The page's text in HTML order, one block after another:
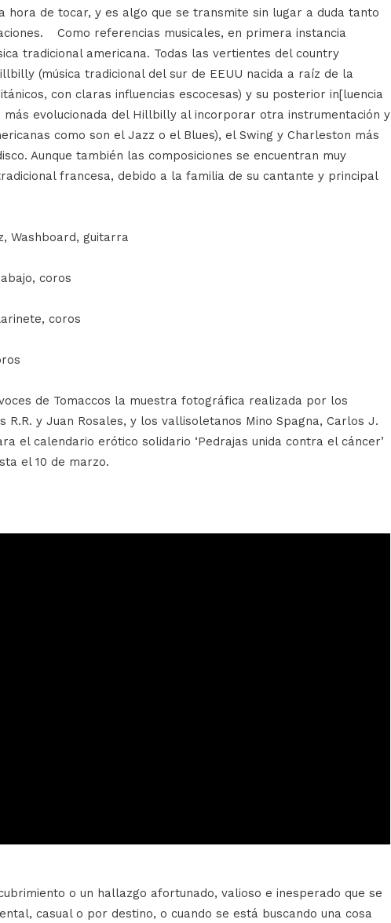
hora de tocar, y es algo que se transmite sin lugar a duda tanto
Como referencias musicales, en primera instancia
tradicional americana. Todas las vertientes del country
(música tradicional del sur de EEUU nacida a raíz de la
con claras influencias escocesas) y su posterior in[luencia
más evolucionada del Hillbilly al incorporar otra instrumentación y
como son el Jazz o el Blues), el Swing y Charleston más
Aunque también las composiciones se encuentran muy
francesa, debido a la familia de su cantante y principal
Washboard, guitarra
coros
coros
de Tomaccos la muestra fotográfica realizada por los
R.R. y Juan Rosales, y los vallisoletanos Mino Spagna, Carlos J.
el calendario erótico solidario ‘Pedrajas unida contra el cáncer’
el 10 de marzo.
o un hallazgo afortunado, valioso e inesperado que se
casual o por destino, o cuando se está buscando una cosa